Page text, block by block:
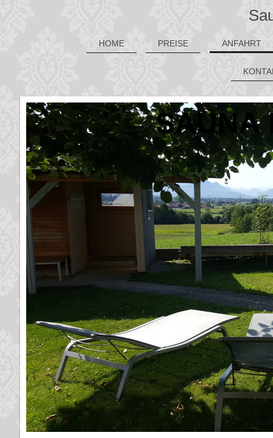
HOME PREISE ANFAHRT
SAUNA